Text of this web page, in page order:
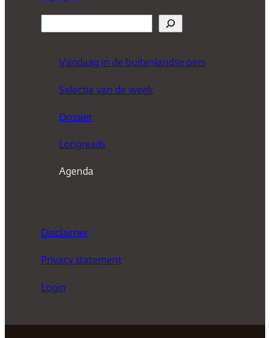
Vandaag in de buitenlandse pers
Selectie van de week
Dossier
Longreads
Agenda
Disclaimer
Privacy statement
Login